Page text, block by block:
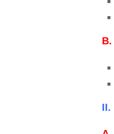
B.
II.